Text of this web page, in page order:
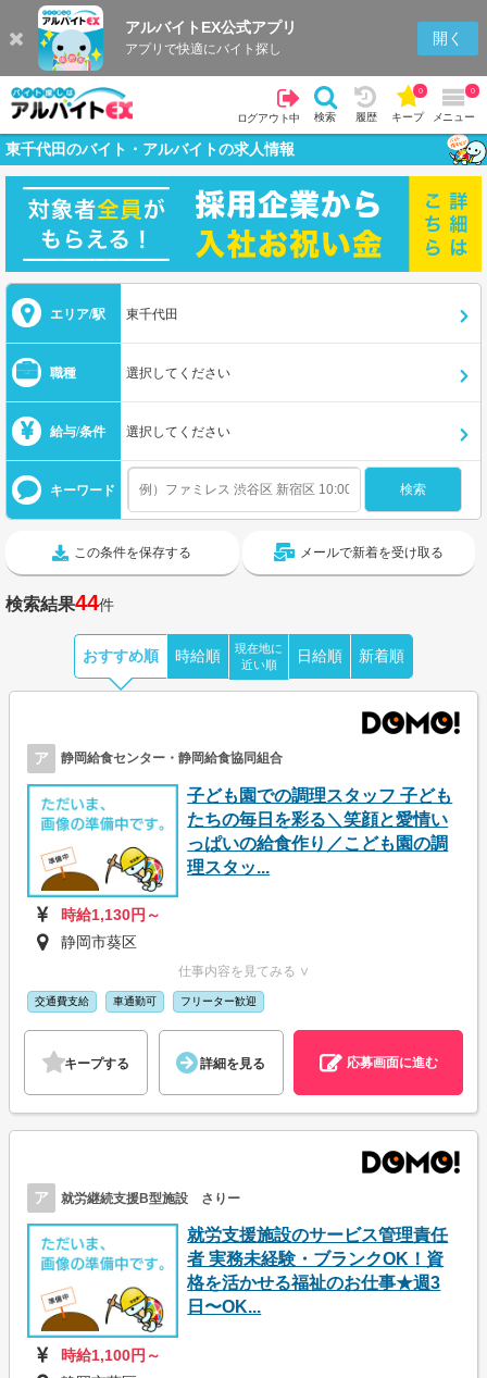
アルバイトEX公式アプリ
アプリで快適にバイト探し
開く
ログアウト中 検索 履歴 キープ
0
メニュー
0
東千代田のバイト・アルバイトの求人情報
エリア/駅 東千代田
職種 選択してください
給与/条件 選択してください
キーワード
この条件を保存する メールで新着を受け取る
検索結果44件
おすすめ順 時給順
現在地に
近い順
日給順 新着順
ア 静岡給食センター・静岡給食協同組合
子ども園での調理スタッフ 子ども
たちの毎日を彩る＼笑顔と愛情い
っぱいの給食作り／こども園の調
理スタッ...
時給1,130円～
静岡市葵区
仕事内容を見てみる ∨
交通費支給 車通勤可 フリーター歓迎
キープする 詳細を見る 応募画面に進む
ア 就労継続支援B型施設 さりー
就労支援施設のサービス管理責任
者 実務未経験・ブランクOK！資
格を活かせる福祉のお仕事★週3
日〜OK...
時給1,100円～